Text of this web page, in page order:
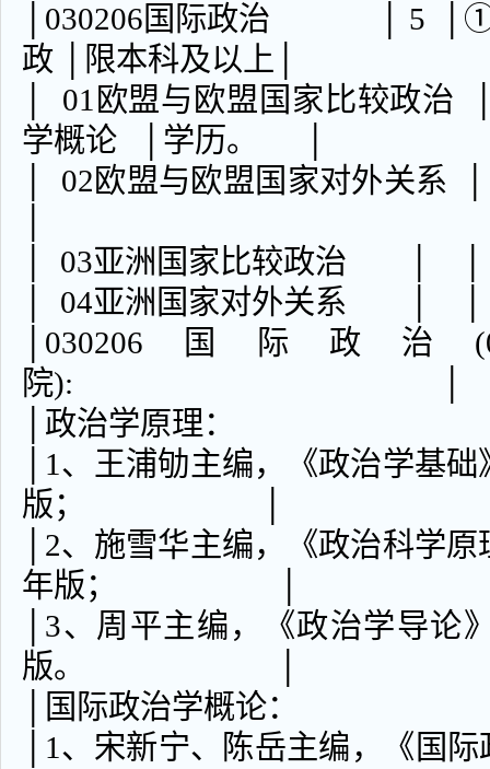
│030206国际政治 │ 5
政 │限本科及以上│
│ 01欧盟与欧盟国家比较政
学概论 │学历。 │
│ 02欧盟与欧盟
│ 03亚洲国家比
│ 04亚洲国家对
│030206国际政
院): │
│政治学
│1、王浦劬主编，《政治学基
版； │
│2、施雪华主编，《政治科学
年版； │
│3、周平主编，《政治学导论
版。 │
│国际政治
│1、宋新宁、陈岳主编，《国